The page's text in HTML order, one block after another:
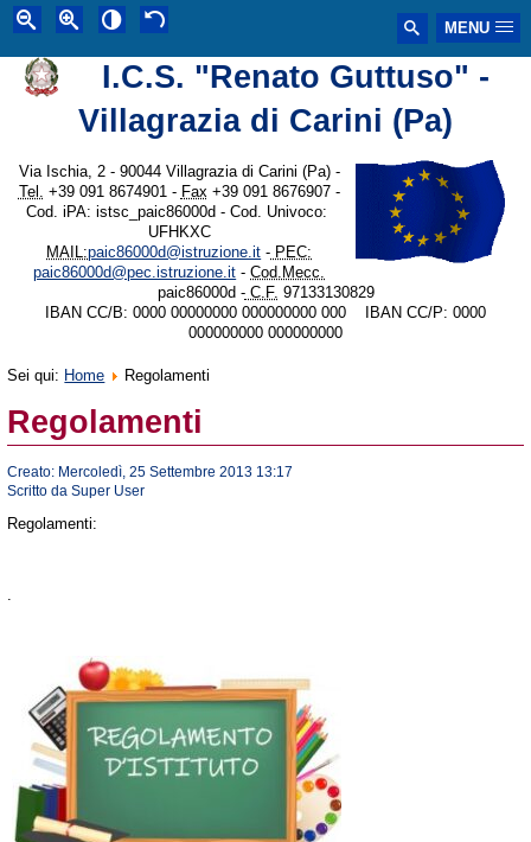
MENU
I.C.S. "Renato Guttuso" -
Villagrazia di Carini (Pa)
Via Ischia, 2 - 90044 Villagrazia di Carini (Pa) -
Tel.
+39 091 8674901 - Fax +39 091 8676907 -
Cod. iPA: istsc_paic86000d - Cod. Univoco:
UFHKXC
MAIL:paic86000d@istruzione.it - PEC:
paic86000d@pec.istruzione.it -Cod.Mecc.
paic86000d -C.F. 97133130829
IBAN CC/B: 0000 00000000 000000000 000 IBAN CC/P: 0000
000000000 000000000
Sei qui: Home Regolamenti
Regolamenti
Creato: Mercoledì, 25 Settembre 2013 13:17
Scritto da Super User
Regolamenti: